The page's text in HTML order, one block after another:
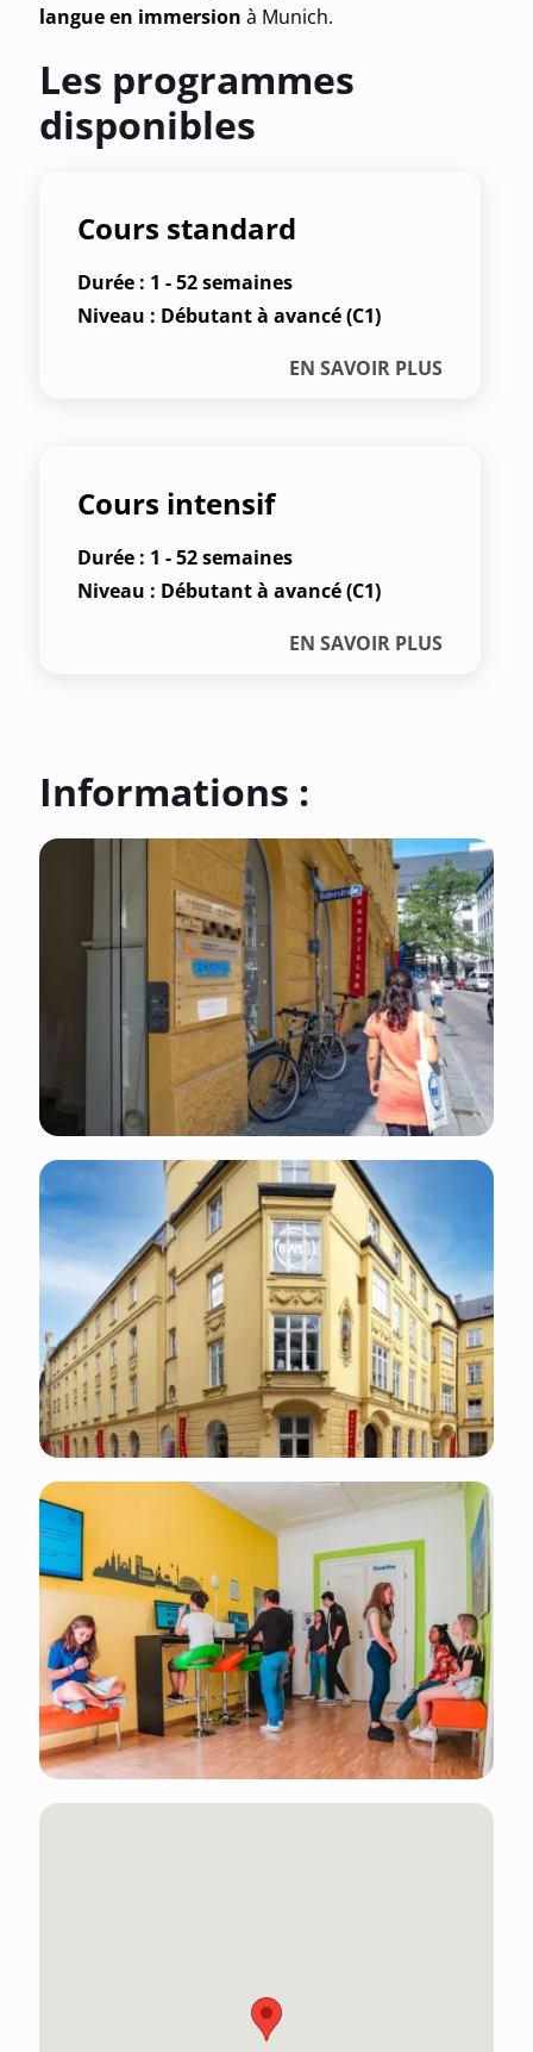
langue en immersion à Munich.
Les programmes
disponibles
Cours standard
Durée : 1 - 52 semaines
Niveau : Débutant à avancé (C1)
EN SAVOIR PLUS
Cours intensif
Durée : 1 - 52 semaines
Niveau : Débutant à avancé (C1)
EN SAVOIR PLUS
Informations :